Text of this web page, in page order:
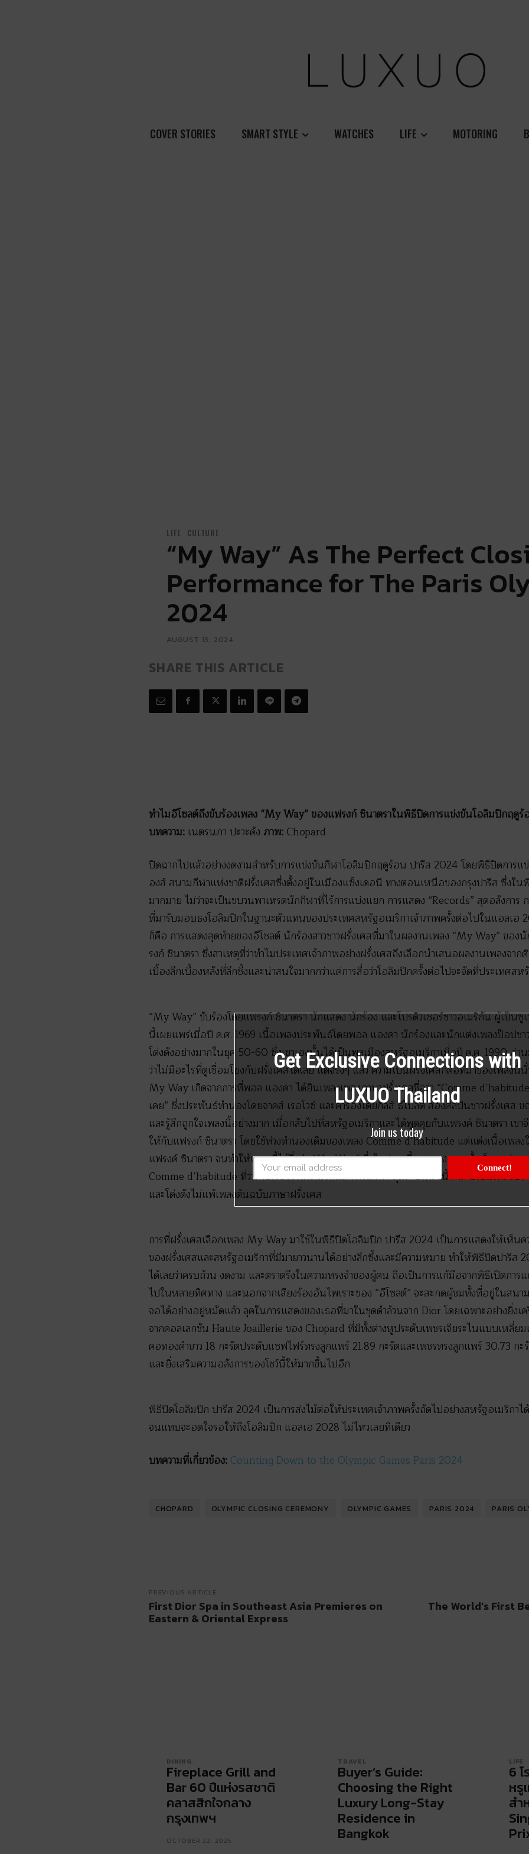
COVER STORIES SMART STYLE WATCHES LIFE MOTORING
LIFE CULTURE
“My Way” As The Perfect
Performance for The Paris
2024
AUGUST 13, 2024
SHARE THIS ARTICLE
ทำไมอีโซลต์ถึงขับร้องเพลง “My Way” ของแฟรงก์ ซินาตราในพิธีปิดการแข่งขันโอลิมปิกฤดู
บทความ: เนตรนภา ปะวะคัง ภาพ: Chopard
ปิดฉากไปแล้วอย่างงดงามสำหรับการแข่งขันกีฬาโอลิมปิกฤดูร้อน ปารีส 2024 โดยพิธีปิดการ
องส์ สนามกีฬาแห่งชาติฝรั่งเศสซึ่งตั้งอยู่ในเมืองแซ็งเดอนี ทางตอนเหนือของกรุงปารีส ซึ่งใ
มากมาย ไม่ว่าจะเป็นขบวนพาเหรดนักกีฬาที่ไร้การแบ่งแยก การแสดง “Records” สุดอลังการ
ที่มารับมอบธงโอลิมปิกในฐานะตัวแทนของประเทศสหรัฐอเมริกาเจ้าภาพครั้งต่อไปในแอลเอ
ก็คือ การแสดงสุดท้ายของอีโซลต์ นักร้องสาวชาวฝรั่งเศสที่มาในผลงานเพลง “My Way” ของ
รงก์ ซินาตรา ซึ่งสาเหตุที่ว่าทำไมประเทศเจ้าภาพอย่างฝรั่งเศสถึงเลือกนำเสนอผลงานเพลงจา
เบื้องลึกเบื้องหลังที่ลึกซึ้งและน่าสนใจมากกว่าแค่การสื่อว่าโอลิมปิกครั้งต่อไปจะจัดที่ประเทศส
“My Way” ขับร้องโดยแฟรงก์ ซินาตรา นักแสดง นักร้อง และโปรดิวเซอร์ชาวอเมริกัน ผู้เป็นซู
นี้เผยแพร่เมื่อปี ค.ศ. 1969 เนื้อเพลงประพันธ์โดยพอล แองคา นักร้องและนักแต่งเพลงป๊อปชา
โด่งดังอย่างมากในยุค 50-60 ซึ่งเขาเองนั้นได้เป็นพลเมืองสหรัฐอเมริกาเมื่อปี ค.ศ. 1990 อ่า
ว่าไม่มีอะไรที่ดูเชื่อมโยงกับฝรั่งเศสได้เลย แต่จริงๆ แล้ว ความเป็นฝรั่งเศสก็คือที่มาของเพลงนี้
My Way เกิดจากการที่พอล แองคา ได้ยินเพลงเพลงภาษาฝรั่งเศสชื่อว่า “Comme
เคย” ซึ่งประพันธ์ทำนองโดยจาคส์ เรอโวซ์ และคำร้องโดยกิลส์ ธิโบลต์ สองศิลปินชาวฝรั่งเศส
และรู้สึกถูกใจเพลงนี้อย่างมาก เมื่อกลับไปที่สหรัฐอเมริกาและได้พูดคุยกับแฟรงค์ ซินาตรา เข
ให้กับแฟรงก์ ซินาตรา โดยใช้ท่วงทำนองเดิมของเพลง Comme d’habitude แต่แต่งเนื้อเพล
แฟรงค์ ซินาตรา จนทำให้เพลงนี้ได้ชื่อว่า “My Way” ซึ่งในส่วนเนื้อหาของเพลงนั้นก็แตกต่าง
Comme d’habitude ที่ว่าด้วยเรื่องราวความรักและการเลิกรา สุดท้ายเพลงนี้ก็กลายเป็นเพลงป
และโด่งดังไม่แพ้เพลงต้นฉบับภาษาฝรั่งเศส
การที่ฝรั่งเศสเลือกเพลง My Way มาใช้ในพิธีปิดโอลิมปิก ปารีส 2024 เป็นการแสดงให้เห็นค
ของฝรั่งเศสและสหรัฐอเมริกาที่มีมายาวนานได้อย่างลึกซึ้งและมีความหมาย ทำให้พิธีปิดปารีส
ได้เลยว่าครบถ้วน งดงาม และตราตรึงในความทรงจำของผู้คน ถือเป็นการแก้มือจากพิธีเปิดกา
ไปในหลายทิศทาง และนอกจากเสียงร้องอันไพเราะของ “อีโซลต์” จะสะกดผู้ชมทั้งที่อยู่ในสน
จอได้อย่างอยู่หมัดแล้ว ลุคในการแสดงของเธอที่มาในชุดดำล้วนจาก Dior โดยเฉพาะอย่างยิ่งเ
จากคอลเลกชัน Haute Joaillerie ของ Chopard ที่มีทั้งต่างหูประดับเพชรเจียระไนแบบเหลี่ยม
คอทองคำขาว 18 กะรัตประดับแซฟไฟร์ทรงลูกแพร์ 21.89 กะรัตและเพชรทรงลูกแพร์ 30.73 กะ
และยิ่งเสริมความอลังการของโชว์นี้ให้มากขึ้นไปอีก
พิธีปิดโอลิมปิก ปารีส 2024 เป็นการส่งไม้ต่อให้ประเทศเจ้าภาพครั้งถัดไปอย่างสหรัฐอเมริก
จนแทบจะอดใจรอให้ถึงโอลิมปิก แอลเอ 2028 ไม่ไหวเลยทีเดียว
บทความที่เกี่ยวข้อง: Counting Down to the Olympic Games Paris 2024
CHOPARD OLYMPIC CLOSING CEREMONY OLYMPIC GAMES PARIS 2024 PARIS
PREVIOUS ARTICLE
First Dior Spa in Southeast Asia Premieres on
Eastern & Oriental Express
The World’s First
DINING
Fireplace Grill and
Bar 60 ปีแห่งรสชาติ
คลาสสิกใจกลาง
กรุงเทพฯ
OCTOBER 22, 2025
TRAVEL
Buyer’s Guide:
Choosing the Right
Luxury Long-Stay
Residence in
Bangkok
LIFE
6
หรู
สำ
Get Exclusive Connections with
LUXUO Thailand
Join us today
Connect!